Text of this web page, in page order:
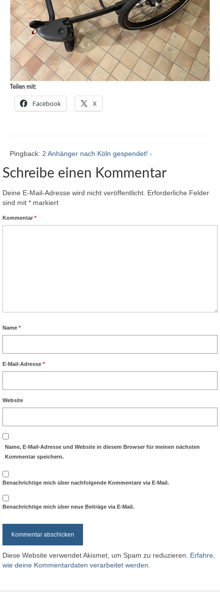
Teilen mit:
Facebook X
Pingback: 2 Anhänger nach Köln gespendet! -
Schreibe einen Kommentar
Deine E-Mail-Adresse wird nicht veröffentlicht. Erforderliche Felder
sind mit * markiert
Kommentar *
Name *
E-Mail-Adresse *
Website
Name, E-Mail-Adresse und Website in diesem Browser für meinen nächsten
Kommentar speichern.
Benachrichtige mich über nachfolgende Kommentare via E-Mail.
Benachrichtige mich über neue Beiträge via E-Mail.
Diese Website verwendet Akismet, um Spam zu reduzieren. Erfahre,
wie deine Kommentardaten verarbeitet werden.